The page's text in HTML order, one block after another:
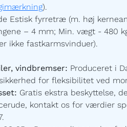
).
Estisk fyrretræ (m. høj
– 4 mm; Min. vægt - 480
ikke fastkarmsvinduer).
vindbremser: Produceret i
for fleksibilitet ved
Gratis ekstra beskyttelse,
kontakt os for værdier